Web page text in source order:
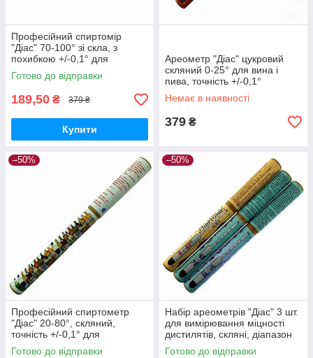
Професійний спиртомір
"Діас" 70-100° зі скла, з
похибкою +/-0,1° для
вимірювання міцності
дистилятів
Готово до відправки
189,50 ₴ 379 ₴
Купити
Ареометр "Діас" цукровий
скляний 0-25° для вина і
пива, точність +/-0,1°
Немає в наявності
379 ₴
–50%
Професійний спиртометр
"Діас" 20-80°, скляний,
точність +/-0,1° для
виробництва напоїв
Готово до відправки
–50%
Набір ареометрів "Діас" 3 шт.
для вимірювання міцності
дистилятів, скляні, діапазон
0-100°
Готово до відправки